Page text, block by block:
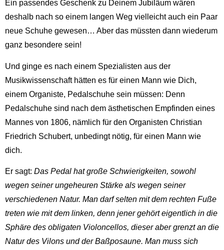
Ein passendes Geschenk zu Deinem Jubiläum wären
deshalb nach so einem langen Weg vielleicht auch ein Paar
neue Schuhe gewesen… Aber das müssten dann wiederum
ganz besondere sein!
Und ginge es nach einem Spezialisten aus der
Musikwissenschaft hätten es für einen Mann wie Dich,
einem Organiste, Pedalschuhe sein müssen: Denn
Pedalschuhe sind nach dem ästhetischen Empfinden eines
Mannes von 1806, nämlich für den Organisten Christian
Friedrich Schubert, unbedingt nötig, für einen Mann wie
dich.
Er sagt: Das Pedal hat große Schwierigkeiten, sowohl
wegen seiner ungeheuren Stärke als wegen seiner
verschiedenen Natur. Man darf selten mit dem rechten Fuße
treten wie mit dem linken, denn jener gehört eigentlich in die
Sphäre des obligaten Violoncellos, dieser aber grenzt an die
Natur des Vilons und der Baßposaune. Man muss sich